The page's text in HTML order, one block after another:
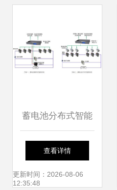
蓄电池分布式智能
管理系统在智能控
制系统集成中的应
查看详情
更新时间：2026-08-06
12:35:48